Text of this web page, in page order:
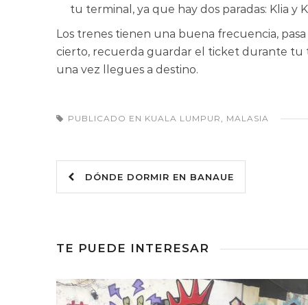
tu terminal, ya que hay dos paradas: Klia y
Los trenes tienen una buena frecuencia,
cierto, recuerda guardar el ticket durante tu
una vez llegues a destino.
PUBLICADO EN KUALA LUMPUR , MALASIA
DÓNDE DORMIR EN BANAUE
TE PUEDE INTERESAR